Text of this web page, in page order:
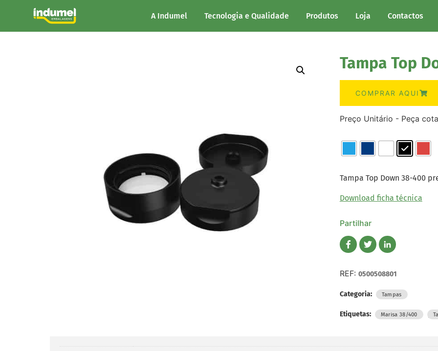
A Indumel Tecnologia e Qualidade Produtos Loja Contactos
Tampa Top
COMPRAR AQUI
Preço Unitário - Peça
Tampa Top Down 38-400
Download ficha técnica
Partilhar
REF: 0500508801
Categoria: Tampas
Etiquetas: Marisa 38/400 ,